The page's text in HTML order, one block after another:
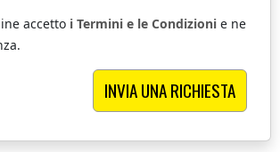
accetto i Termini e le Condizioni e ne